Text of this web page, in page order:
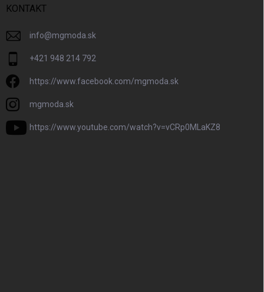
KONTAKT
info@mgmoda.sk
+421 948 214 792
https://www.facebook.com/mgmoda.sk
mgmoda.sk
https://www.youtube.com/watch?v=vCRp0MLaKZ8